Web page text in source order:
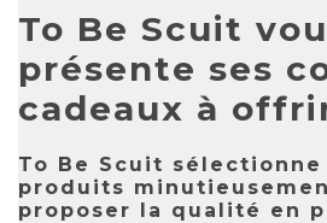
To Be Scuit
présente ses
cadeaux à
To Be Scuit sélectionne
produits
proposer la qualité en